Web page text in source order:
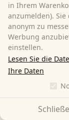
in Ihrem
anzumelden).
anonym zu
Werbung
einstellen.
Lesen Sie die
Ihre Daten